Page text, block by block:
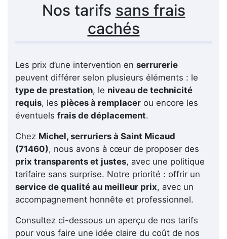
Nos tarifs sans frais
cachés
Les prix d’une intervention en serrurerie
peuvent différer selon plusieurs éléments : le
type de prestation, le niveau de technicité
requis, les pièces à remplacer ou encore les
éventuels frais de déplacement.
Chez Michel, serruriers à Saint Micaud
(71460), nous avons à cœur de proposer des
prix transparents et justes, avec une politique
tarifaire sans surprise. Notre priorité : offrir un
service de qualité au meilleur prix, avec un
accompagnement honnête et professionnel.
Consultez ci-dessous un aperçu de nos tarifs
pour vous faire une idée claire du coût de nos